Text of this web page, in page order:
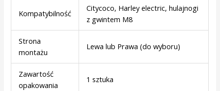
Kompatybilność
Citycoco, Harley electric, hulajnogi
z gwintem M8
Strona
montażu
Lewa lub Prawa (do wyboru)
Zawartość
opakowania
1 sztuka